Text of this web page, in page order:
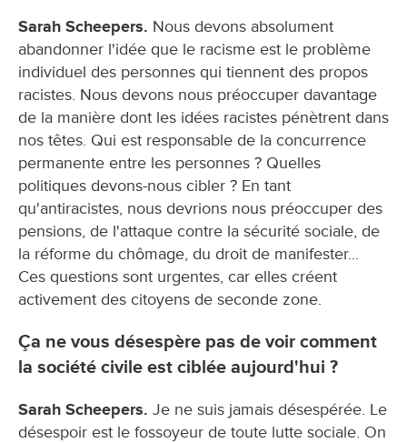
Sarah Scheepers. Nous devons absolument
abandonner l'idée que le racisme est le problème
individuel des personnes qui tiennent des propos
racistes. Nous devons nous préoccuper davantage
de la manière dont les idées racistes pénètrent dans
nos têtes. Qui est responsable de la concurrence
permanente entre les personnes ? Quelles
politiques devons-nous cibler ? En tant
qu'antiracistes, nous devrions nous préoccuper des
pensions, de l'attaque contre la sécurité sociale, de
la réforme du chômage, du droit de manifester...
Ces questions sont urgentes, car elles créent
activement des citoyens de seconde zone.
Ça ne vous désespère pas de voir comment
la société civile est ciblée aujourd'hui ?
Sarah Scheepers. Je ne suis jamais désespérée. Le
désespoir est le fossoyeur de toute lutte sociale. On